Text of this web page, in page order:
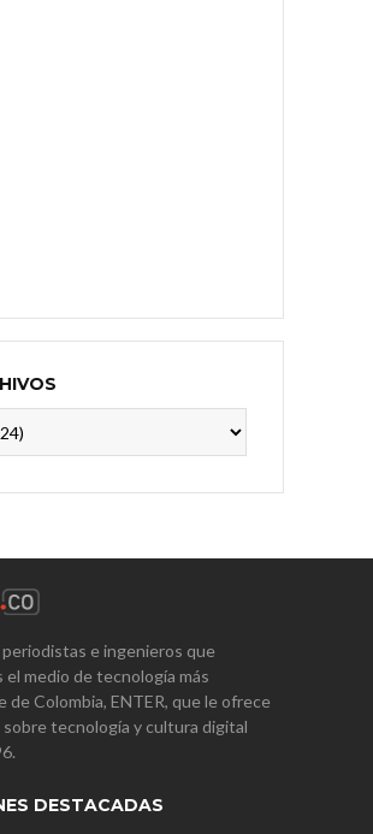
periodistas e ingenieros que
el medio de tecnología más
de Colombia, ENTER, que le ofrece
tecnología y cultura digital
DESTACADAS